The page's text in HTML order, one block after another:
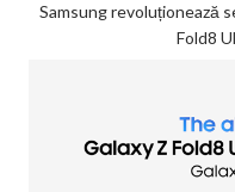
Samsung revoluționează
Fold8